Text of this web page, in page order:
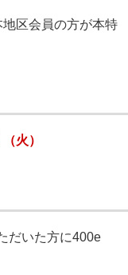
区会員の方が本特
火）
だいた方に400e